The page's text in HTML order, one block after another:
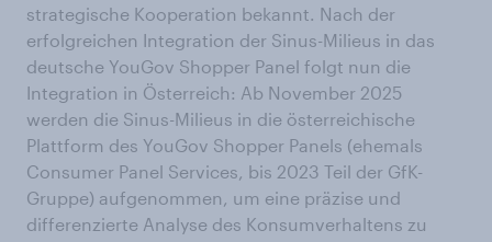
strategische Kooperation bekannt. Nach der
erfolgreichen Integration der Sinus-Milieus in das
deutsche YouGov Shopper Panel folgt nun die
Integration in Österreich: Ab November 2025
werden die Sinus-Milieus in die österreichische
Plattform des YouGov Shopper Panels (ehemals
Consumer Panel Services, bis 2023 Teil der GfK-
Gruppe) aufgenommen, um eine präzise und
differenzierte Analyse des Konsumverhaltens zu